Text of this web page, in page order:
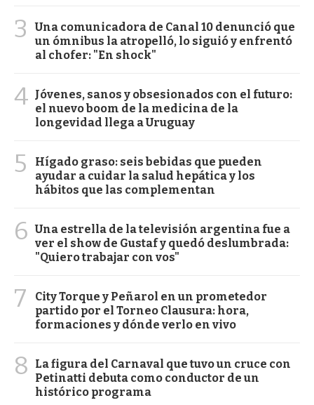
3
Una comunicadora de Canal 10 denunció que
un ómnibus la atropelló, lo siguió y enfrentó
al chofer: "En shock"
4 Jóvenes, sanos y obsesionados con el futuro:
el nuevo boom de la medicina de la
longevidad llega a Uruguay
5
Hígado graso: seis bebidas que pueden
ayudar a cuidar la salud hepática y los
hábitos que las complementan
6 Una estrella de la televisión argentina fue a
ver el show de Gustaf y quedó deslumbrada:
"Quiero trabajar con vos"
7
City Torque y Peñarol en un prometedor
partido por el Torneo Clausura: hora,
formaciones y dónde verlo en vivo
8
La figura del Carnaval que tuvo un cruce con
Petinatti debuta como conductor de un
histórico programa